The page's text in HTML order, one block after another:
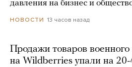
давления на бизнес и
НОВОСТИ 13 часов назад
Продажи товаров военного
на Wildberries упали на 20-